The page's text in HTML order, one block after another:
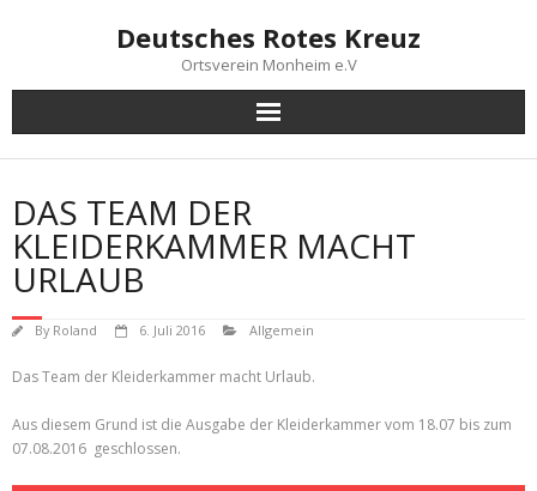
Deutsches Rotes Kreuz
Ortsverein Monheim e.V
DAS TEAM DER
KLEIDERKAMMER MACHT
URLAUB
By Roland 6. Juli 2016 Allgemein
Das Team der Kleiderkammer macht Urlaub.
Aus diesem Grund ist die Ausgabe der Kleiderkammer vom 18.07 bis zum
07.08.2016 geschlossen.